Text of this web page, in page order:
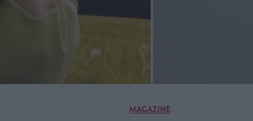
MAGAZINE